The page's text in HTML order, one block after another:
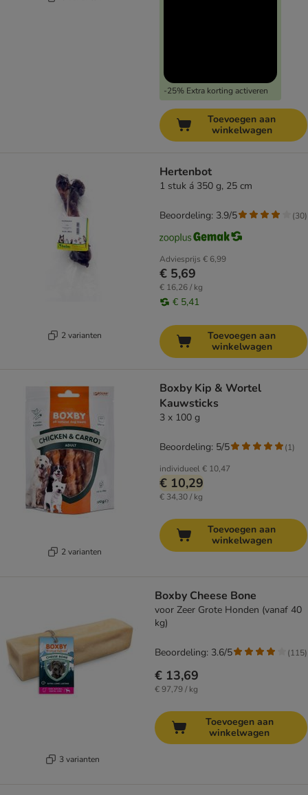
-25% Extra korting activeren
Toevoegen aan
winkelwagen
2 varianten
Hertenbot
1 stuk á 350 g, 25 cm
Adviesprijs € 6,99
€ 5,69
€ 16,26 / kg
€ 5,41
Beoordeling: 3.9/5 (30)
Toevoegen aan
winkelwagen
2 varianten
Boxby Kip & Wortel
Kauwsticks
3 x 100 g
individueel€ 10,47
€ 10,29
€ 34,30 / kg
Beoordeling: 5/5 (1)
Toevoegen aan
winkelwagen
3 varianten
Boxby Cheese Bone
voor Zeer Grote Honden (vanaf 40
kg)
€ 13,69
€ 97,79 / kg
Beoordeling: 3.6/5 (115)
Toevoegen aan
winkelwagen